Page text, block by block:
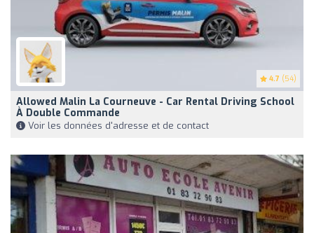
4.7 (54)
Allowed Malin La Courneuve - Car Rental Driving School
À Double Commande
Voir les données d'adresse et de contact